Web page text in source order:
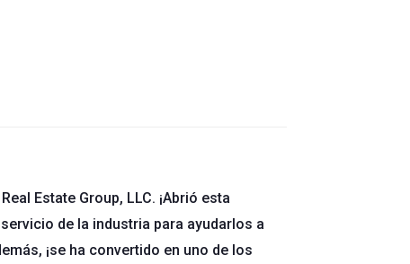
de venta.
la venta. Sin embargo, si trabajas bajo un
Por ejemplo, si decides dividirla 50/50 con
Estate Group, LLC. ¡Abrió esta
de la industria para ayudarlos a
¡se ha convertido en uno de los